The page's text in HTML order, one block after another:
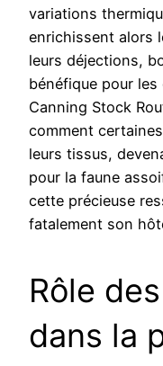
variations
enrichissent alors
leurs déjections,
bénéfique pour
Canning Stock
comment
leurs tissus,
pour la faune
cette précieuse
fatalement son
Rôle
dans la